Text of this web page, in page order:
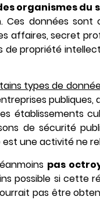
organismes
. Ces données sont
affaires, secret
propriété
types de
établissements
de sécurité
une activité ne
pas
possible si cette
pas être